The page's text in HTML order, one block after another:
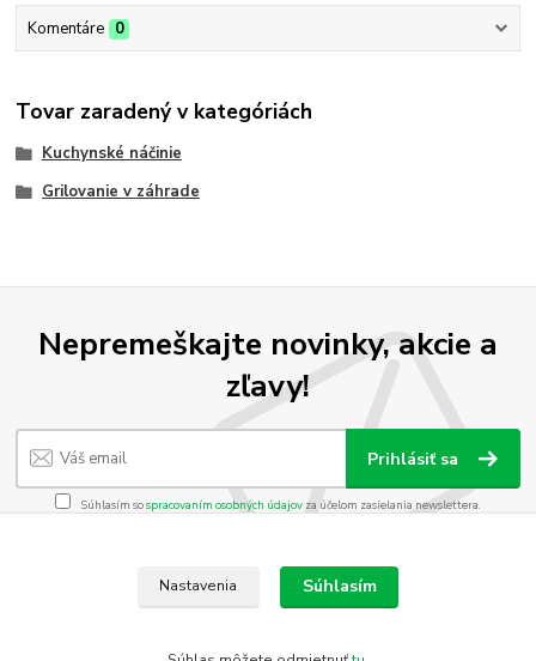
Komentáre 0
Tovar zaradený v kategóriách
Kuchynské náčinie
Grilovanie v záhrade
Nepremeškajte novinky, akcie a
zľavy!
Prihlásiť sa
Súhlasím sospracovaním osobných údajov za účelom zasielania newslettera.
Nastavenia Súhlasím